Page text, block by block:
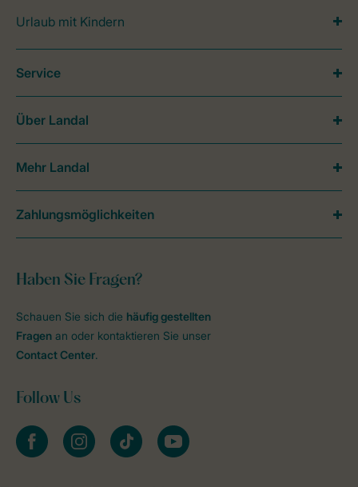
Urlaub mit Kindern
Haben Sie Fragen?
Schauen Sie sich die häufig gestellten
Fragen an oder kontaktieren Sie unser
Contact Center.
Follow Us
facebookinstagramtiktok youtube
Service
Über Landal
Mehr Landal
Zahlungsmöglichkeiten